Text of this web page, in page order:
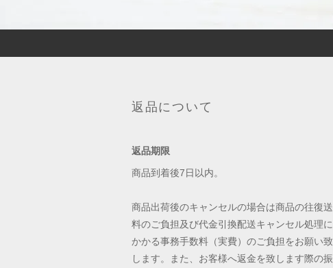
返品について
返品期限
商品到着後7日以内。
商品出荷後のキャンセルの場合は商品の往復送
料のご負担及び代金引換配送キャンセル処理に
かかる事務手数料（実費）のご負担をお願い致
します。また、お客様へ返金を致します際の振